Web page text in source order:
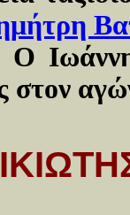
Ο
στον